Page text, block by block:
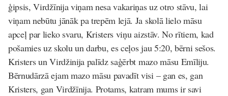
ģipsis, Virdžīnija viņam nesa vakariņas uz otro stāvu, lai
viņam nebūtu jānāk pa trepēm lejā. Ja skolā lielo māsu
apceļ par lieko svaru, Kristers viņu aizstāv. No rītiem, kad
pošamies uz skolu un darbu, es ceļos jau 5:20, bērni sešos.
Kristers un Virdžinija palīdz saģērbt mazo māsu Emīliju.
Bērnudārzā ejam mazo māsu pavadīt visi – gan es, gan
Kristers, gan Virdžīnija. Protams, katram mums ir savi